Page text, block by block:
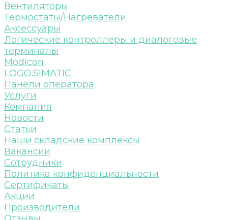
Вентиляторы
Термостаты/Нагреватели
Аксессуары
Логические контроллеры и диалоговые
терминалы
Modicon
LOGO.SIMATIC
Панели оператора
Услуги
Компания
Новости
Статьи
Наши складские комплексы
Вакансии
Сотрудники
Политика конфиденциальности
Сертификаты
Акции
Производители